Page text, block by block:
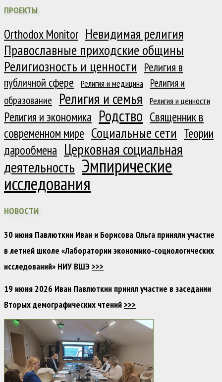
ПРОЕКТЫ
Orthodox Monitor Невидимая религия
Православные приходские общины
Религиозность и ценности Религия в
публичной сфере
Религия и медицина
Религия и
образование
Религия и семья Религия и ценности
Религия и экономика Родство Священник в
современном мире Социальные сети Теории
дарообмена Церковная социальная
деятельность Эмпирические
исследования
НОВОСТИ
30 июня Павлюткин Иван и Борисова Ольга приняли участие
в летней школе «Лаборатории экономико-социологических
исследований» НИУ ВШЭ>>>
19 июня 2026 Иван Павлюткин принял участие в заседании
Вторых демографических чтений>>>